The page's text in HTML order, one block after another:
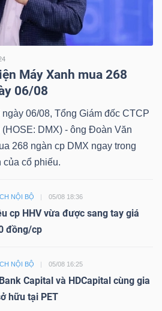
Máy Xanh mua 268
06/08
06/08, Tổng Giám đốc CTCP
DMX) - ông Đoàn Văn
268 ngàn cp DMX ngay trong
của cổ phiếu.
NỘI BỘ 05/08 18:36
cp HHV vừa được sang tay giá
đồng/cp
NỘI BỘ 05/08 16:25
Capital và HDCapital cùng gia
hữu tại PET